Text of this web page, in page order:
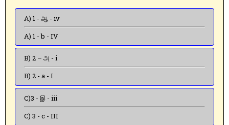
A) 1 - ஆ - iv
A) 1 - b - IV
B) 2 – அ - i
B) 2 - a - I
C)3 - இ - iii
C) 3 - c - III